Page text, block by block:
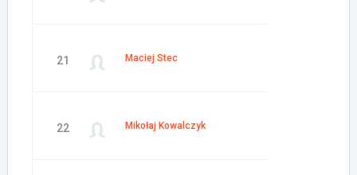
21 Maciej Stec
22 Mikołaj Kowalczyk